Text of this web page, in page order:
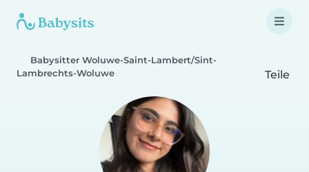
Babysitter Woluwe-Saint-Lambert/Sint-
Lambrechts-Woluwe
Teile